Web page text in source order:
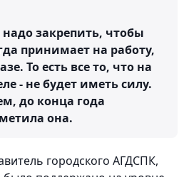
закрепить, чтобы
принимает на работу,
То есть все то, что на
- не будет иметь силу.
до конца года
она.
городского АГДСПК,